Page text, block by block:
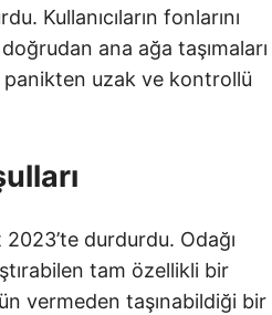
Kullanıcıların fonlarını
ana ağa taşımaları
panikten uzak ve kontrollü
durdurdu. Odağı
tam özellikli bir
vermeden taşınabildiği bir